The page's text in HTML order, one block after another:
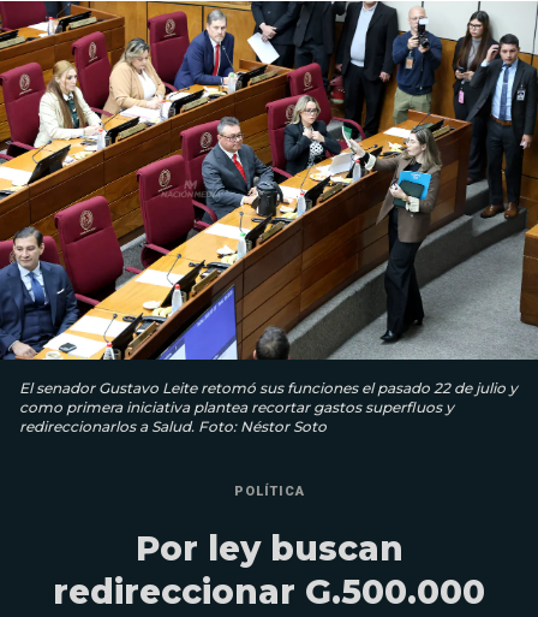
El senador Gustavo Leite retomó sus funciones el pasado 22 de julio y
como primera iniciativa plantea recortar gastos superfluos y
redireccionarlos a Salud. Foto: Néstor Soto
POLÍTICA
Por ley buscan
redireccionar G.500.000